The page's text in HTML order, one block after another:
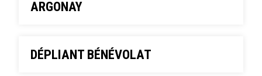
ARGONAY
DÉPLIANT BÉNÉVOLAT